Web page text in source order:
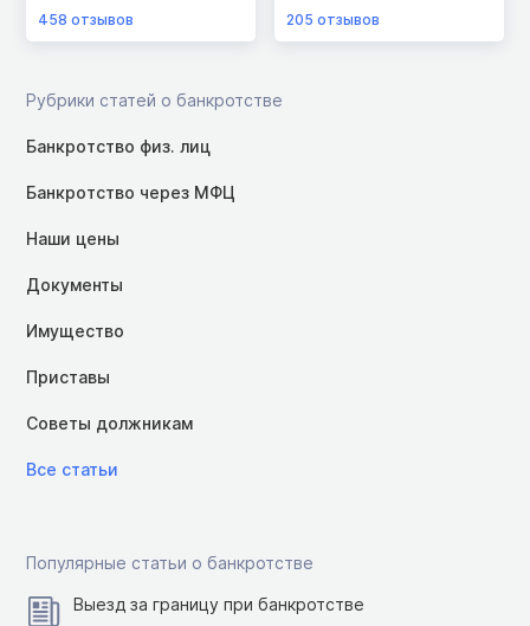
458 отзывов 205отзывов
Рубрики статей о банкротстве
Банкротство физ. лиц
Банкротство через МФЦ
Наши цены
Документы
Имущество
Приставы
Советы должникам
Все статьи
Популярные статьи о банкротстве
Выезд за границу при банкротстве